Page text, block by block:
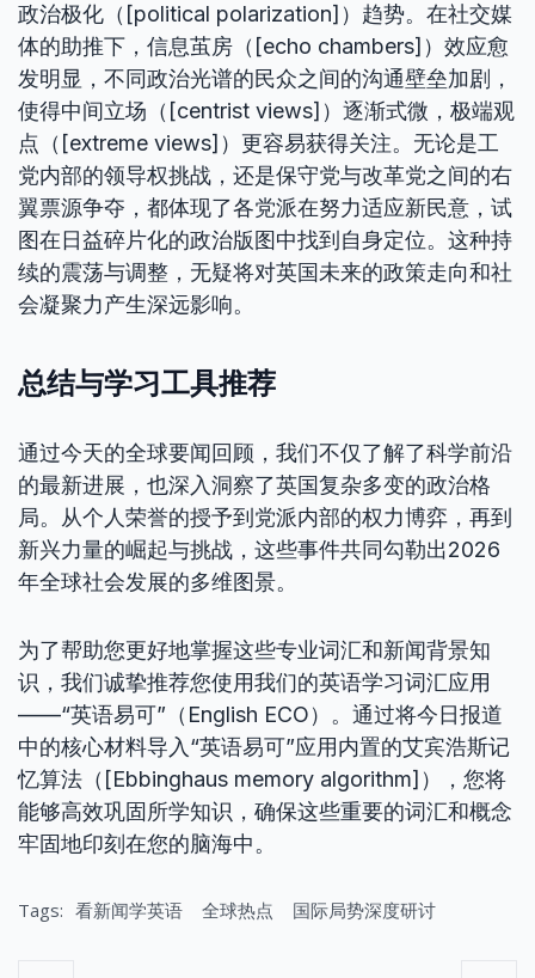
政治极化（[political polarization]）趋势。在社交媒
体的助推下，信息茧房（[echo chambers]）效应愈
发明显，不同政治光谱的民众之间的沟通壁垒加剧，
使得中间立场（[centrist views]）逐渐式微，极端观
点（[extreme views]）更容易获得关注。无论是工
党内部的领导权挑战，还是保守党与改革党之间的右
翼票源争夺，都体现了各党派在努力适应新民意，试
图在日益碎片化的政治版图中找到自身定位。这种持
续的震荡与调整，无疑将对英国未来的政策走向和社
会凝聚力产生深远影响。
总结与学习工具推荐
通过今天的全球要闻回顾，我们不仅了解了科学前沿
的最新进展，也深入洞察了英国复杂多变的政治格
局。从个人荣誉的授予到党派内部的权力博弈，再到
新兴力量的崛起与挑战，这些事件共同勾勒出2026
年全球社会发展的多维图景。
为了帮助您更好地掌握这些专业词汇和新闻背景知
识，我们诚挚推荐您使用我们的英语学习词汇应用
——“英语易可”（English ECO）。通过将今日报道
中的核心材料导入“英语易可”应用内置的艾宾浩斯记
忆算法（[Ebbinghaus memory algorithm]），您将
能够高效巩固所学知识，确保这些重要的词汇和概念
牢固地印刻在您的脑海中。
Tags: 看新闻学英语 全球热点 国际局势深度研讨